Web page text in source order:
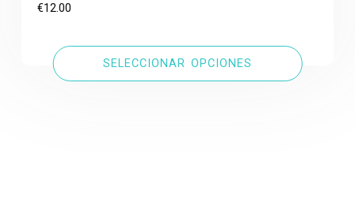
€12.00
SELECCIONAR OPCIONES